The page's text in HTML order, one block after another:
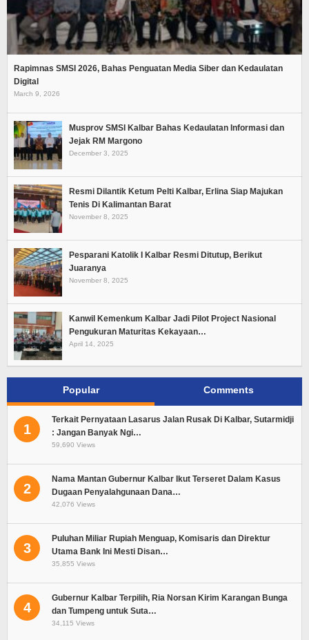
Rapimnas SMSI 2026, Bahas Penguatan Media Siber dan Kedaulatan
Digital
March 9, 2026
Musprov SMSI Kalbar Bahas Kedaulatan Informasi dan
Jejak RM Margono
December 3, 2025
Resmi Dilantik Ketum Pelti Kalbar, Erlina Siap Majukan
Tenis Di Kalimantan Barat
November 8, 2025
Pesparani Katolik I Kalbar Resmi Ditutup, Berikut
Juaranya
November 8, 2025
Kanwil Kemenkum Kalbar Jadi Pilot Project Nasional
Pengukuran Maturitas Kekayaan…
April 14, 2025
Popular Comments
1
Terkait Pernyataan Lasarus Jalan Rusak Di Kalbar, Sutarmidji
: Jangan Banyak Ngi…
59,690 Views
2
Nama Mantan Gubernur Kalbar Ikut Terseret Dalam Kasus
Dugaan Penyalahgunaan Dana…
42,076 Views
3
Puluhan Miliar Rupiah Menguap, Komisaris dan Direktur
Utama Bank Ini Mesti Disan…
35,855 Views
4
Gubernur Kalbar Terpilih, Ria Norsan Kirim Karangan Bunga
dan Tumpeng untuk Suta…
34,115 Views